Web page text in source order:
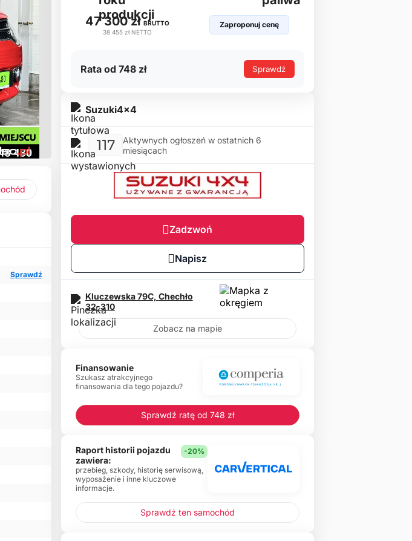
samochód
Sprawdź
47 300 złBRUTTO
38 455 zł NETTO
Zaproponuj cenę
Rata od 748 zł Sprawdź
Suzuki4x4
117
Aktywnych ogłoszeń w ostatnich 6
miesiącach
Zadzwoń
Napisz
Kluczewska 79C, Chechło
32-310
Zobacz na mapie
Finansowanie
Szukasz atrakcyjnego
finansowania dla tego pojazdu?
Sprawdź ratę od 748 zł
Raport historii pojazdu
zawiera:
-20%
przebieg, szkody, historię serwisową,
wyposażenie i inne kluczowe
informacje.
Sprawdź ten samochód